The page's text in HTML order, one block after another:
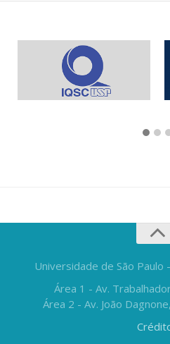
Universidade de São Paulo
Área 1 - Av.
Área 2 - Av. João